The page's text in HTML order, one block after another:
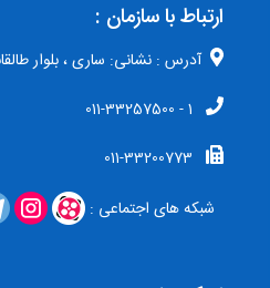
ارتباط با سازمان :
آدرس : نشانی: ساری ، بلوار
1 - 011-33257500
011-33200773
شبکه های اجتماعی :